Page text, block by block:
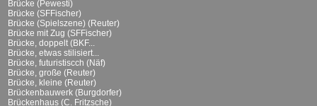
Brücke (Pewesti)
Brücke (SFFischer)
Brücke (Spielszene) (Reuter)
Brücke mit Zug (SFFischer)
Brücke, doppelt (BKF...
Brücke, etwas stilisiert...
Brücke, futuristiscch (Näf)
Brücke, große (Reuter)
Brücke, kleine (Reuter)
Brückenbauwerk (Burgdorfer)
Brückenhaus (C. Fritzsche)